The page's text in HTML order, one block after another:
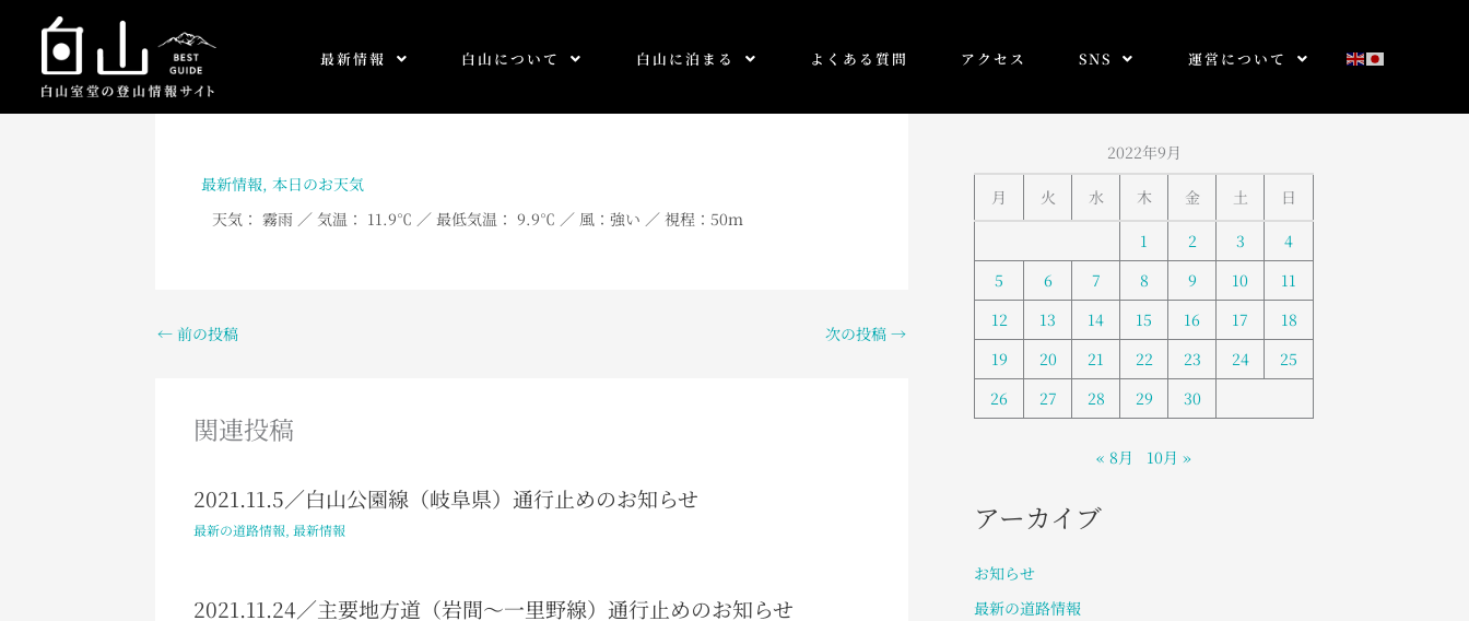
最新情報 白山について 白山に泊まる よくある質問 アクセス SNS 運営について
最新情報, 本日のお天気
天気： 霧雨 ／ 気温： 11.9℃ ／ 最低気温： 9.9℃ ／ 風：強い ／ 視程：50ｍ
← 前の投稿 次の投稿 →
関連投稿
2021.11.5／白山公園線（岐阜県）通行止めのお知らせ
最新の道路情報, 最新情報
2021.11.24／主要地方道（岩間～一里野線）通行止めのお知らせ
2022年9月
月 火 水 木 金 土
日
1
2 3
4
5
6 7 8 9 10
11
12
13 14 15 16 17
18
19
20 21 22 23 24
25
26
27 28 29 30
« 8月 10月 »
アーカイブ
お知らせ
最新の道路情報